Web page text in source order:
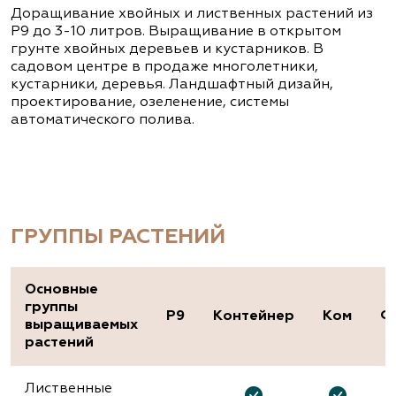
Доращивание хвойных и лиственных растений из
Р9 до 3-10 литров. Выращивание в открытом
грунте хвойных деревьев и кустарников. В
садовом центре в продаже многолетники,
кустарники, деревья. Ландшафтный дизайн,
проектирование, озеленение, системы
автоматического полива.
ГРУППЫ РАСТЕНИЙ
Основные
группы
выращиваемых
растений
P9 Контейнер Ком
Лиственные